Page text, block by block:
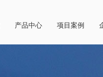
产品中心 项目案例